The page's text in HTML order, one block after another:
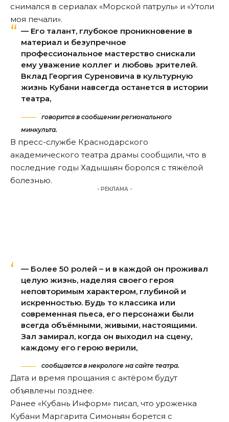
снимался в сериалах «Морской патруль» и «Утоли
моя печали».
— Его талант, глубокое проникновение в
материал и безупречное
профессиональное мастерство снискали
ему уважение коллег и любовь зрителей.
Вклад Георгия Суреновича в культурную
жизнь Кубани навсегда останется в истории
театра,
говорится в сообщении регионального
минкульта.
В пресс-службе Краснодарского
академического театра драмы сообщили, что в
последние годы Хадышьян боролся с тяжёлой
болезнью.
- РЕКЛАМА -
— Более 50 ролей – и в каждой он проживал
целую жизнь, наделяя своего героя
неповторимым характером, глубиной и
искренностью. Будь то классика или
современная пьеса, его персонажи были
всегда объёмными, живыми, настоящими.
Зал замирал, когда он выходил на сцену,
каждому его герою верили,
сообщается в некрологе на сайте театра.
Дата и время прощания с актёром будут
объявлены позднее.
Ранее «Кубань Информ» писал, что уроженка
Кубани Маргарита Симоньян борется с